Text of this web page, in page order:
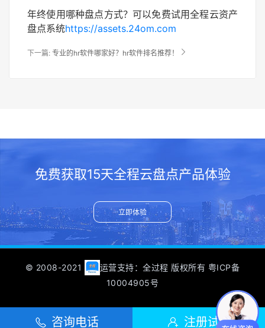
年终使用哪种盘点方式？可以免费试用全程云资产
盘点系统https://assets.24om.com
下一篇: 专业的hr软件哪家好？hr软件排名推荐！ 
免费获取15天全程云盘点产品体验
立即体验
© 2008-2021 运营支持：全过程 版权所有 粤ICP备
10004905号
 咨询电话  注册试用